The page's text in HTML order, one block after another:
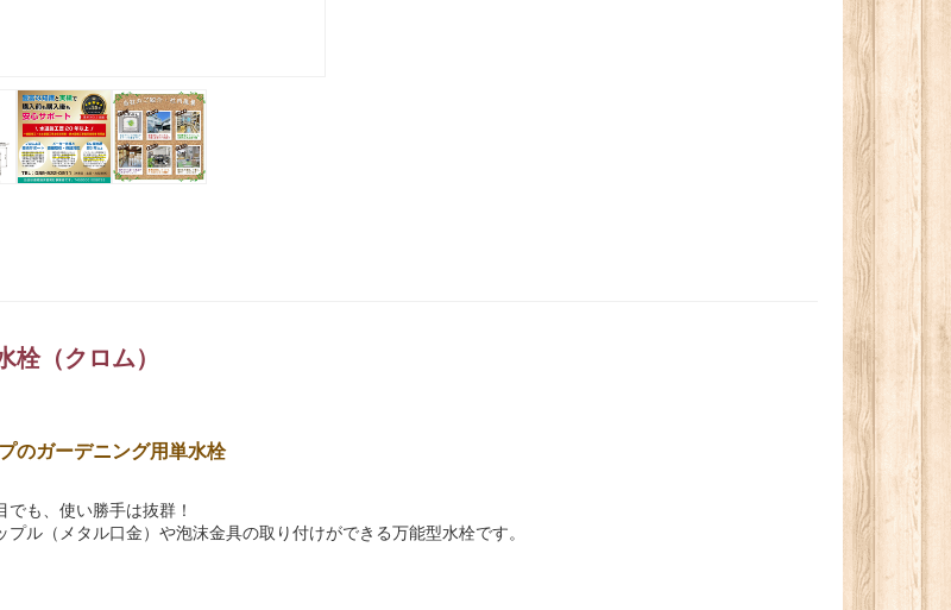
栓（クロム）
のガーデニング用単水栓
も、使い勝手は抜群！
ル（メタル口金）や泡沫金具の取り付けができる万能型水栓です。